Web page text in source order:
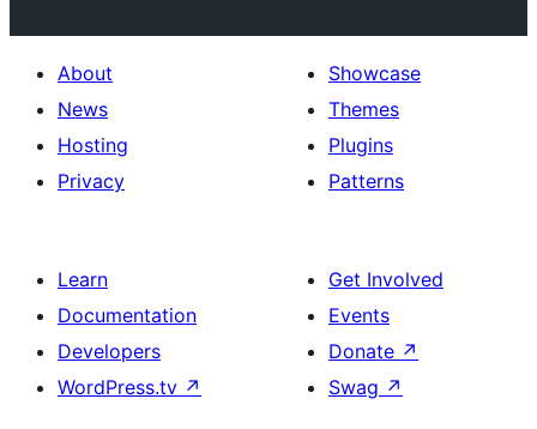
About
News
Hosting
Privacy
Showcase
Themes
Plugins
Patterns
Learn
Documentation
Developers
WordPress.tv ↗
Get Involved
Events
Donate ↗
Swag ↗